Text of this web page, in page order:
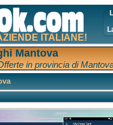
ITALIANE!
Mantova
in provincia di